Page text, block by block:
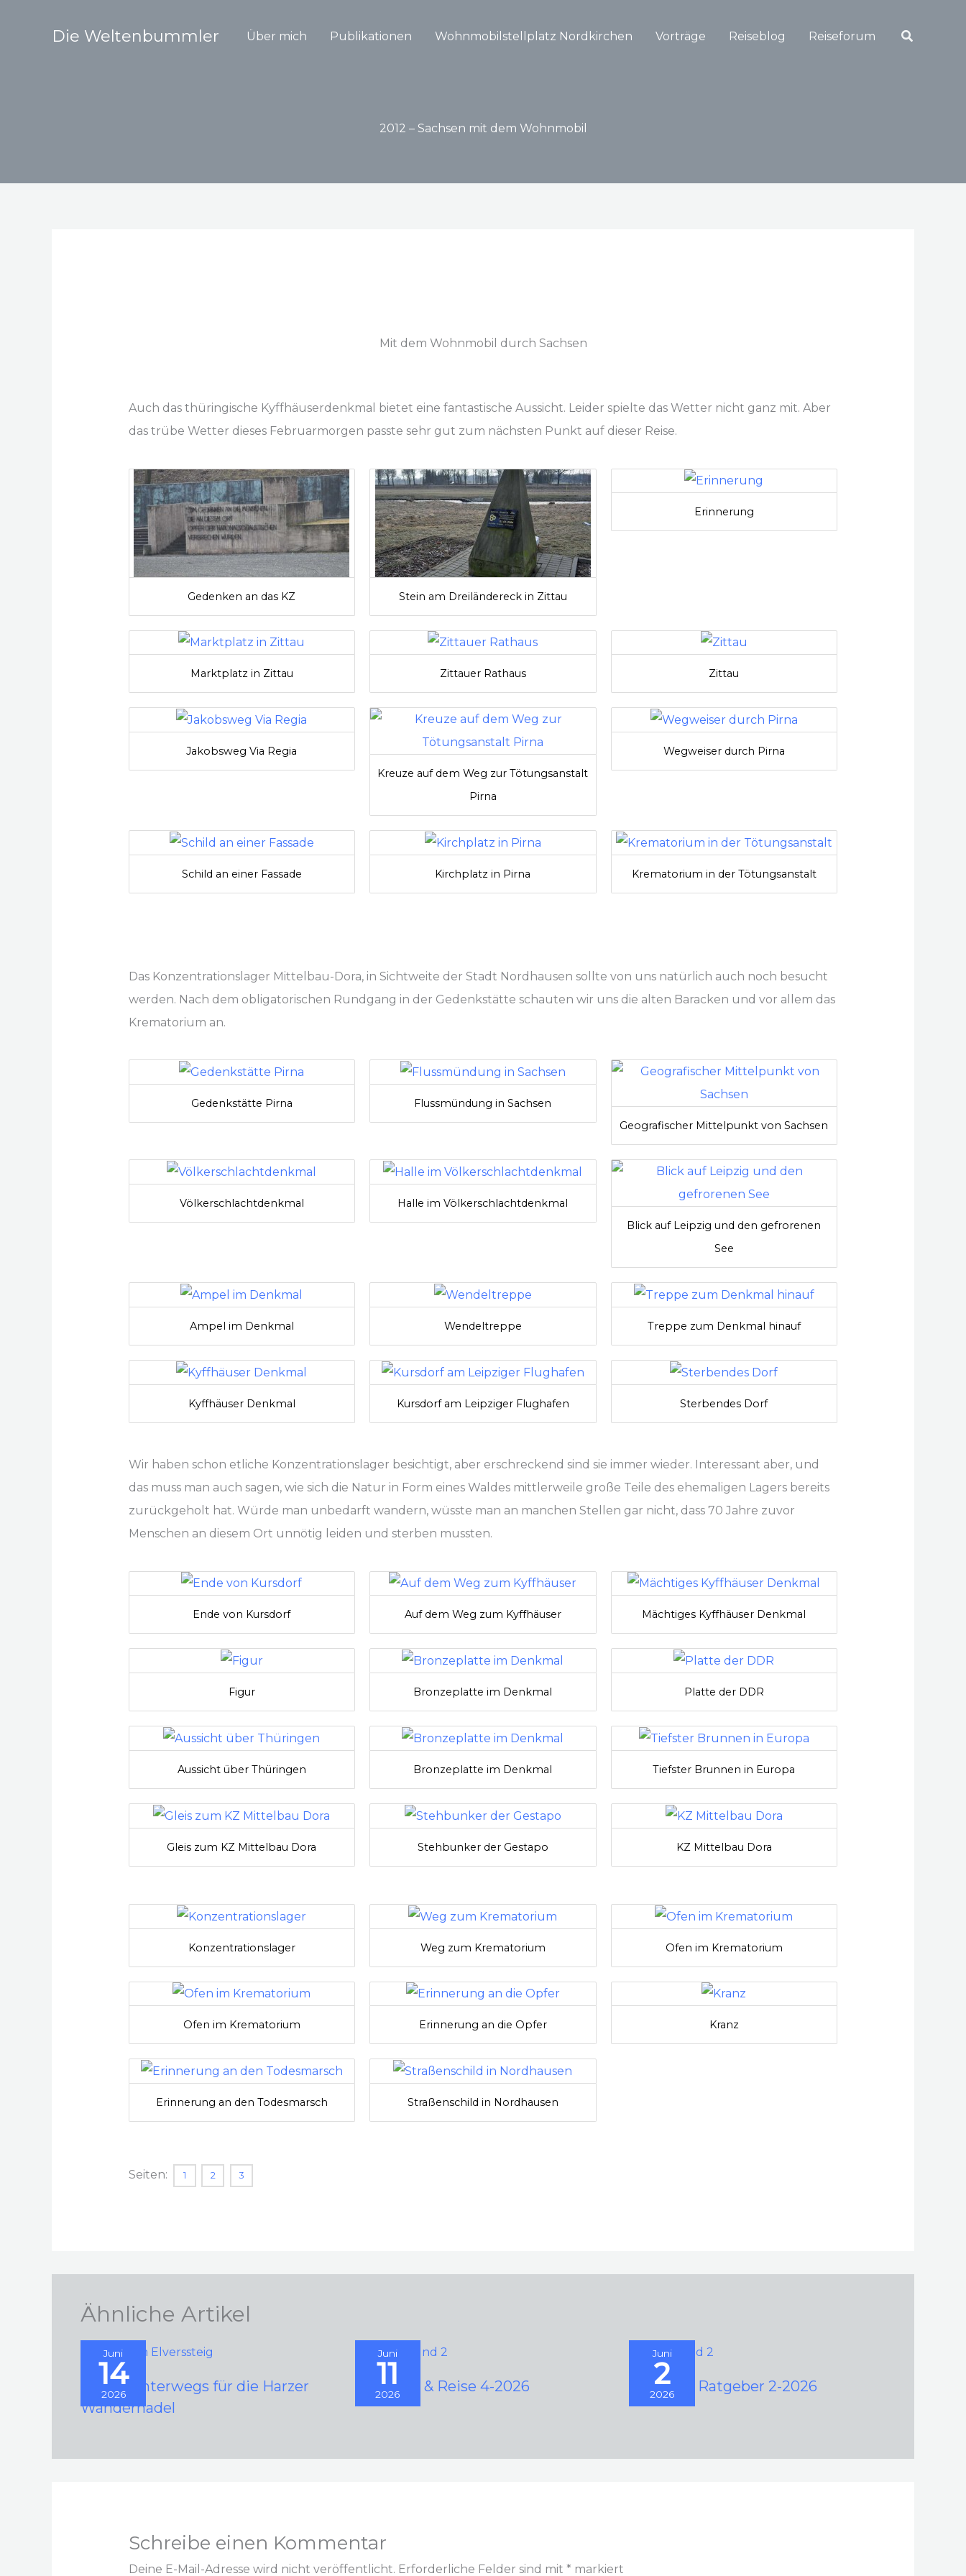
Die Weltenbummler Über mich Publikationen Wohnmobilstellplatz Nordkirchen Vorträge Reiseblog Reiseforum Suchen
2012 – Sachsen mit dem Wohnmobil
Mit dem Wohnmobil durch Sachsen
Auch das thüringische Kyffhäuserdenkmal bietet eine fantastische Aussicht. Leider spielte das Wetter nicht ganz mit. Aber
das trübe Wetter dieses Februarmorgen passte sehr gut zum nächsten Punkt auf dieser Reise.
Gedenken an das KZ Stein am Dreiländereck in Zittau
Erinnerung
Marktplatz in Zittau Zittauer Rathaus Zittau
Jakobsweg Via Regia
Kreuze auf dem Weg zur Tötungsanstalt
Pirna
Wegweiser durch Pirna
Schild an einer Fassade Kirchplatz in Pirna Krematorium in der Tötungsanstalt
Das Konzentrationslager Mittelbau-Dora, in Sichtweite der Stadt Nordhausen sollte von uns natürlich auch noch besucht
werden. Nach dem obligatorischen Rundgang in der Gedenkstätte schauten wir uns die alten Baracken und vor allem das
Krematorium an.
Gedenkstätte Pirna
Flussmündung in Sachsen
Geografischer Mittelpunkt von Sachsen
Völkerschlachtdenkmal
Halle im Völkerschlachtdenkmal
Blick auf Leipzig und den gefrorenen
See
Ampel im Denkmal Wendeltreppe Treppe zum Denkmal hinauf
Kyffhäuser Denkmal Kursdorf am Leipziger Flughafen Sterbendes Dorf
Wir haben schon etliche Konzentrationslager besichtigt, aber erschreckend sind sie immer wieder. Interessant aber, und
das muss man auch sagen, wie sich die Natur in Form eines Waldes mittlerweile große Teile des ehemaligen Lagers bereits
zurückgeholt hat. Würde man unbedarft wandern, wüsste man an manchen Stellen gar nicht, dass 70 Jahre zuvor
Menschen an diesem Ort unnötig leiden und sterben mussten.
Ende von Kursdorf Auf dem Weg zum Kyffhäuser Mächtiges Kyffhäuser Denkmal
Figur Bronzeplatte im Denkmal Platte der DDR
Aussicht über Thüringen Bronzeplatte im Denkmal Tiefster Brunnen in Europa
Gleis zum KZ Mittelbau Dora Stehbunker der Gestapo KZ Mittelbau Dora
Konzentrationslager Weg zum Krematorium Ofen im Krematorium
Ofen im Krematorium Erinnerung an die Opfer Kranz
Erinnerung an den Todesmarsch Straßenschild in Nordhausen
Seiten: 1 2 3
Ähnliche Artikel
Juni
14
2026
2026 – Unterwegs für die Harzer
Wandernadel
Juni
11
2026
Camping & Reise 4-2026
Juni
2
2026
Camping Ratgeber 2-2026
Schreibe einen Kommentar
Deine E-Mail-Adresse wird nicht veröffentlicht. Erforderliche Felder sind mit * markiert